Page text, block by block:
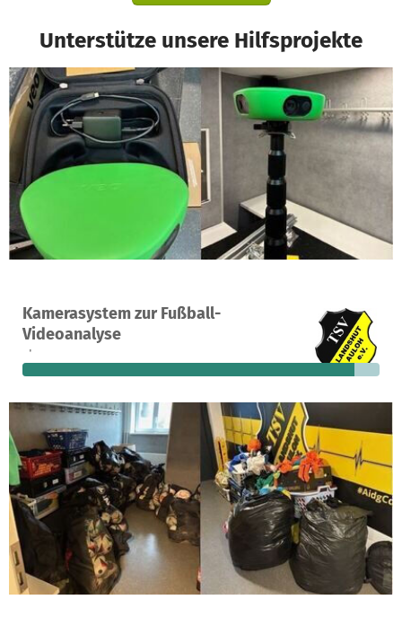
Unterstütze unsere Hilfsprojekte
Kamerasystem zur Fußball-
Videoanalyse
Ein Projekt in Landshut, Deutschland
7 213 €
fehlen noch